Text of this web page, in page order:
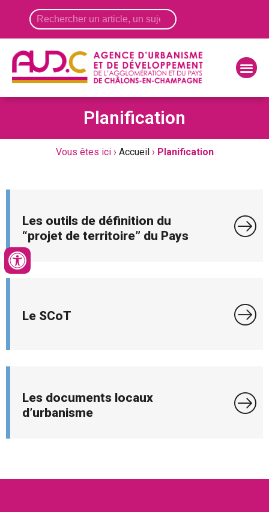
Planification
Vous êtes ici › Accueil › Planification
Les outils de définition du
“projet de territoire” du Pays
Le SCoT
Les documents locaux
d’urbanisme
Panneau de gestion des cookies